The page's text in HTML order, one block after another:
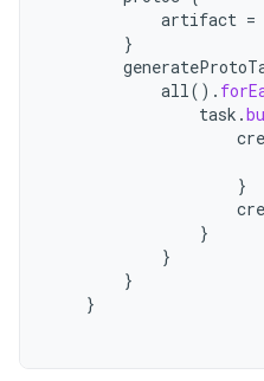
artifact =
}
all().
task .
}
}
}
}
}